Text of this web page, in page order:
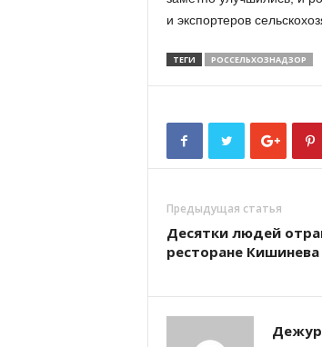
и экспортеров
ТЕГИ РОССЕЛЬХОЗНАДЗОР
Предыдущая статья
Десятки людей
ресторане Кишинева